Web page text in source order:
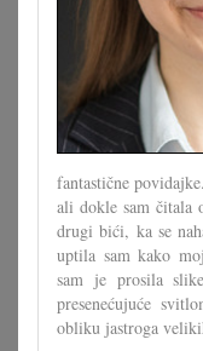
fantastične
ali dokle sam
drugi bići, ka se
uptila sam kako
sam je prosila
presenećujuće
obliku jastroga